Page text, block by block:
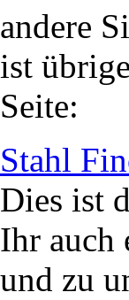
andere
ist
Seite:
Stahl
Dies ist
Ihr auch
und zu